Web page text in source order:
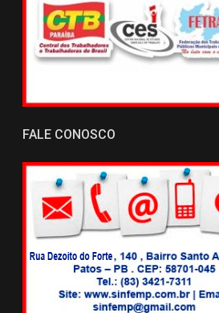
FALE CONOSCO